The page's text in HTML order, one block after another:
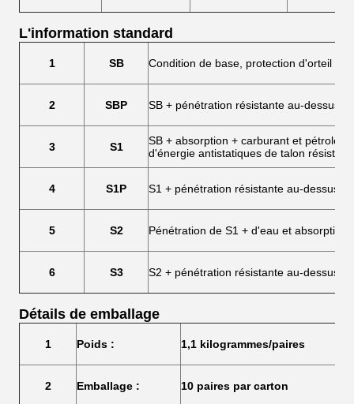
L'information standard
1 SB Condition de base, protection d'orteil
2 SBP SB + pénétration résistante au-dessus
3 S1
SB + absorption + carburant et pétrole
d'énergie antistatiques de talon
4 S1P S1 + pénétration résistante au-dessus
5 S2 Pénétration de S1 + d'eau et absorption
6 S3 S2 + pénétration résistante au-dessus
Détails de emballage
1 Poids : 1,1 kilogrammes/paires
2 Emballage : 10 paires par carton